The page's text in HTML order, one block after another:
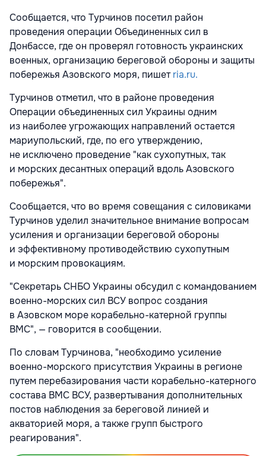
Сообщается, что Турчинов посетил район
проведения операции Объединенных сил в
Донбассе, где он проверял готовность украинских
военных, организацию береговой обороны и защиты
побережья Азовского моря, пишетria.ru.
Турчинов отметил, что в районе проведения
Операции объединенных сил Украины одним
из наиболее угрожающих направлений остается
мариупольский, где, по его утверждению,
не исключено проведение "как сухопутных, так
и морских десантных операций вдоль Азовского
побережья".
Сообщается, что во время совещания с силовиками
Турчинов уделил значительное внимание вопросам
усиления и организации береговой обороны
и эффективному противодействию сухопутным
и морским провокациям.
"Секретарь СНБО Украины обсудил с командованием
военно-морских сил ВСУ вопрос создания
в Азовском море корабельно-катерной группы
ВМС", — говорится в сообщении.
По словам Турчинова, "необходимо усиление
военно-морского присутствия Украины в регионе
путем перебазирования части корабельно-катерного
состава ВМС ВСУ, развертывания дополнительных
постов наблюдения за береговой линией и
акваторией моря, а также групп быстрого
реагирования".